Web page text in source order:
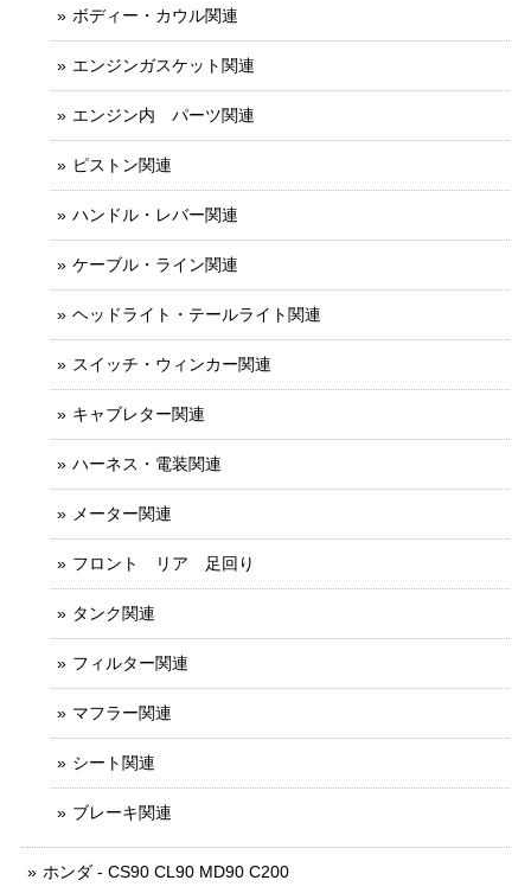
ボディー・カウル関連
エンジンガスケット関連
エンジン内 パーツ関連
ピストン関連
ハンドル・レバー関連
ケーブル・ライン関連
ヘッドライト・テールライト関連
スイッチ・ウィンカー関連
キャブレター関連
ハーネス・電装関連
メーター関連
フロント リア 足回り
タンク関連
フィルター関連
マフラー関連
シート関連
ブレーキ関連
ホンダ - CS90 CL90 MD90 C200